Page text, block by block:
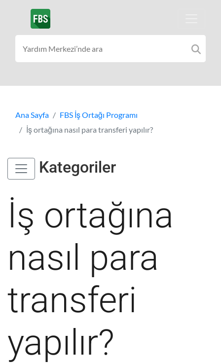
Ana Sayfa
FBS İş Ortağı Programı
İş ortağına nasıl para transferi yapılır?
Kategoriler
İş ortağına
nasıl para
transferi
yapılır?